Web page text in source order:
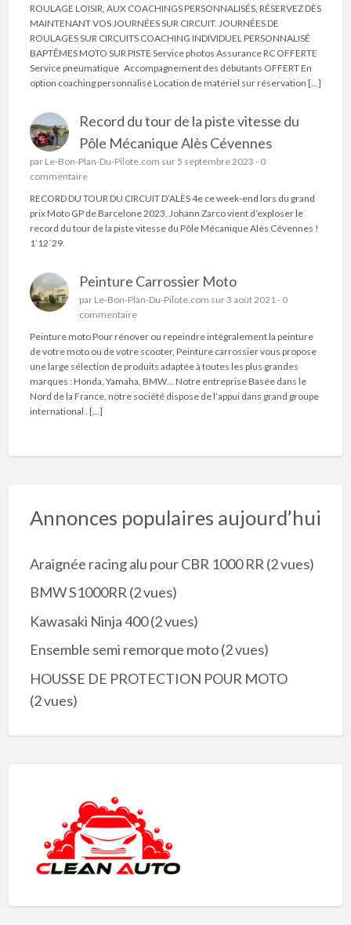
ROULAGE LOISIR, AUX COACHINGS PERSONNALISÉS, RÉSERVEZ DÈS
MAINTENANT VOS JOURNÉES SUR CIRCUIT. JOURNÉES DE
ROULAGES SUR CIRCUITS COACHING INDIVIDUEL PERSONNALISÉ
BAPTÊMES MOTO SUR PISTE Service photos Assurance RC OFFERTE
Service pneumatique Accompagnement des débutants OFFERT En
option coaching personnalisé Location de matériel sur réservation […]
Record du tour de la piste vitesse du
Pôle Mécanique Alès Cévennes
par Le-Bon-Plan-Du-Pilote.com sur 5 septembre 2023 - 0
commentaire
RECORD DU TOUR DU CIRCUIT D’ALÈS 4e ce week-end lors du grand
prix Moto GP de Barcelone 2023, Johann Zarco vient d’exploser le
record du tour de la piste vitesse du Pôle Mécanique Alès Cévennes !
1’12´29.
Peinture Carrossier Moto
par Le-Bon-Plan-Du-Pilote.com sur 3 août 2021 - 0
commentaire
Peinture moto Pour rénover ou repeindre intégralement la peinture
de votre moto ou de votre scooter, Peinture carrossier vous propose
une large sélection de produits adaptée à toutes les plus grandes
marques : Honda, Yamaha, BMW… Notre entreprise Basée dans le
Nord de la France, notre société dispose de l’appui dans grand groupe
international . […]
Annonces populaires aujourd’hui
Araignée racing alu pour CBR 1000 RR (2 vues)
BMW S1000RR(2 vues)
Kawasaki Ninja 400(2 vues)
Ensemble semi remorque moto(2 vues)
HOUSSE DE PROTECTION POUR MOTO
(2 vues)